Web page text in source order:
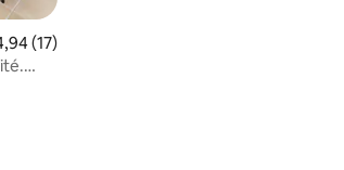
moyenne de 4,94 sur 5, 17 commentaires
(17)